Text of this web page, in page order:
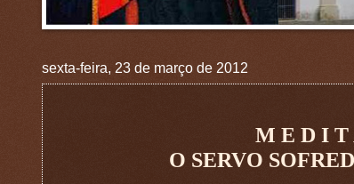
sexta-feira, 23 de março de 2012
M E D I T
O SERVO